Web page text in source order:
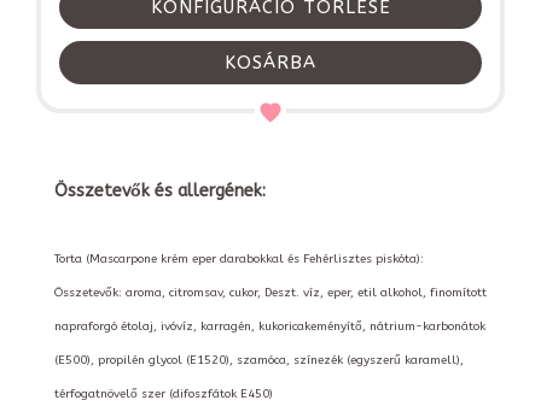
KONFIGURÁCIÓ TÖRLÉSE
KOSÁRBA
Összetevők és allergének:
Torta (Mascarpone krém eper darabokkal és Fehérlisztes piskóta):
Összetevők: aroma, citromsav, cukor, Deszt. víz, eper, etil alkohol, finomított
napraforgó étolaj, ivóvíz, karragén, kukoricakeményítő, nátrium-karbonátok
(E500), propilén glycol (E1520), szamóca, színezék (egyszerű karamell),
térfogatnövelő szer (difoszfátok E450)